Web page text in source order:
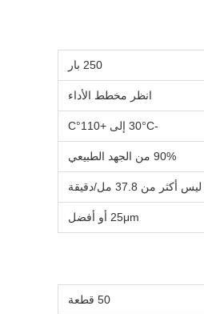
250 بار
انظر مخطط الأداء
-30°C إلى +110°C
90% من الجهد الطبيعي
ليس أكثر من 37.8 مل/دقيقة
25μm أو أفضل
50 قطعة